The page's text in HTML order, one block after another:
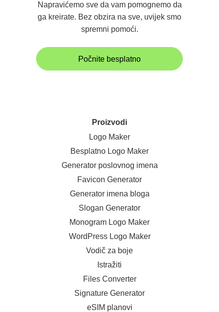
Napravićemo sve da vam pomognemo da
ga kreirate. Bez obzira na sve, uvijek smo
spremni pomoći.
Počnite besplatno
Proizvodi
Logo Maker
Besplatno Logo Maker
Generator poslovnog imena
Favicon Generator
Generator imena bloga
Slogan Generator
Monogram Logo Maker
WordPress Logo Maker
Vodič za boje
Istražiti
Files Converter
Signature Generator
eSIM planovi